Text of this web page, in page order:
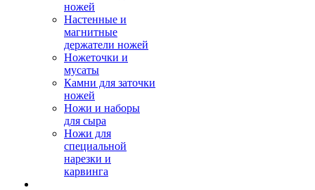
ножей
Настенные и
магнитные
держатели ножей
Ножеточки и
мусаты
Камни для заточки
ножей
Ножи и наборы
для сыра
Ножи для
специальной
нарезки и
карвинга